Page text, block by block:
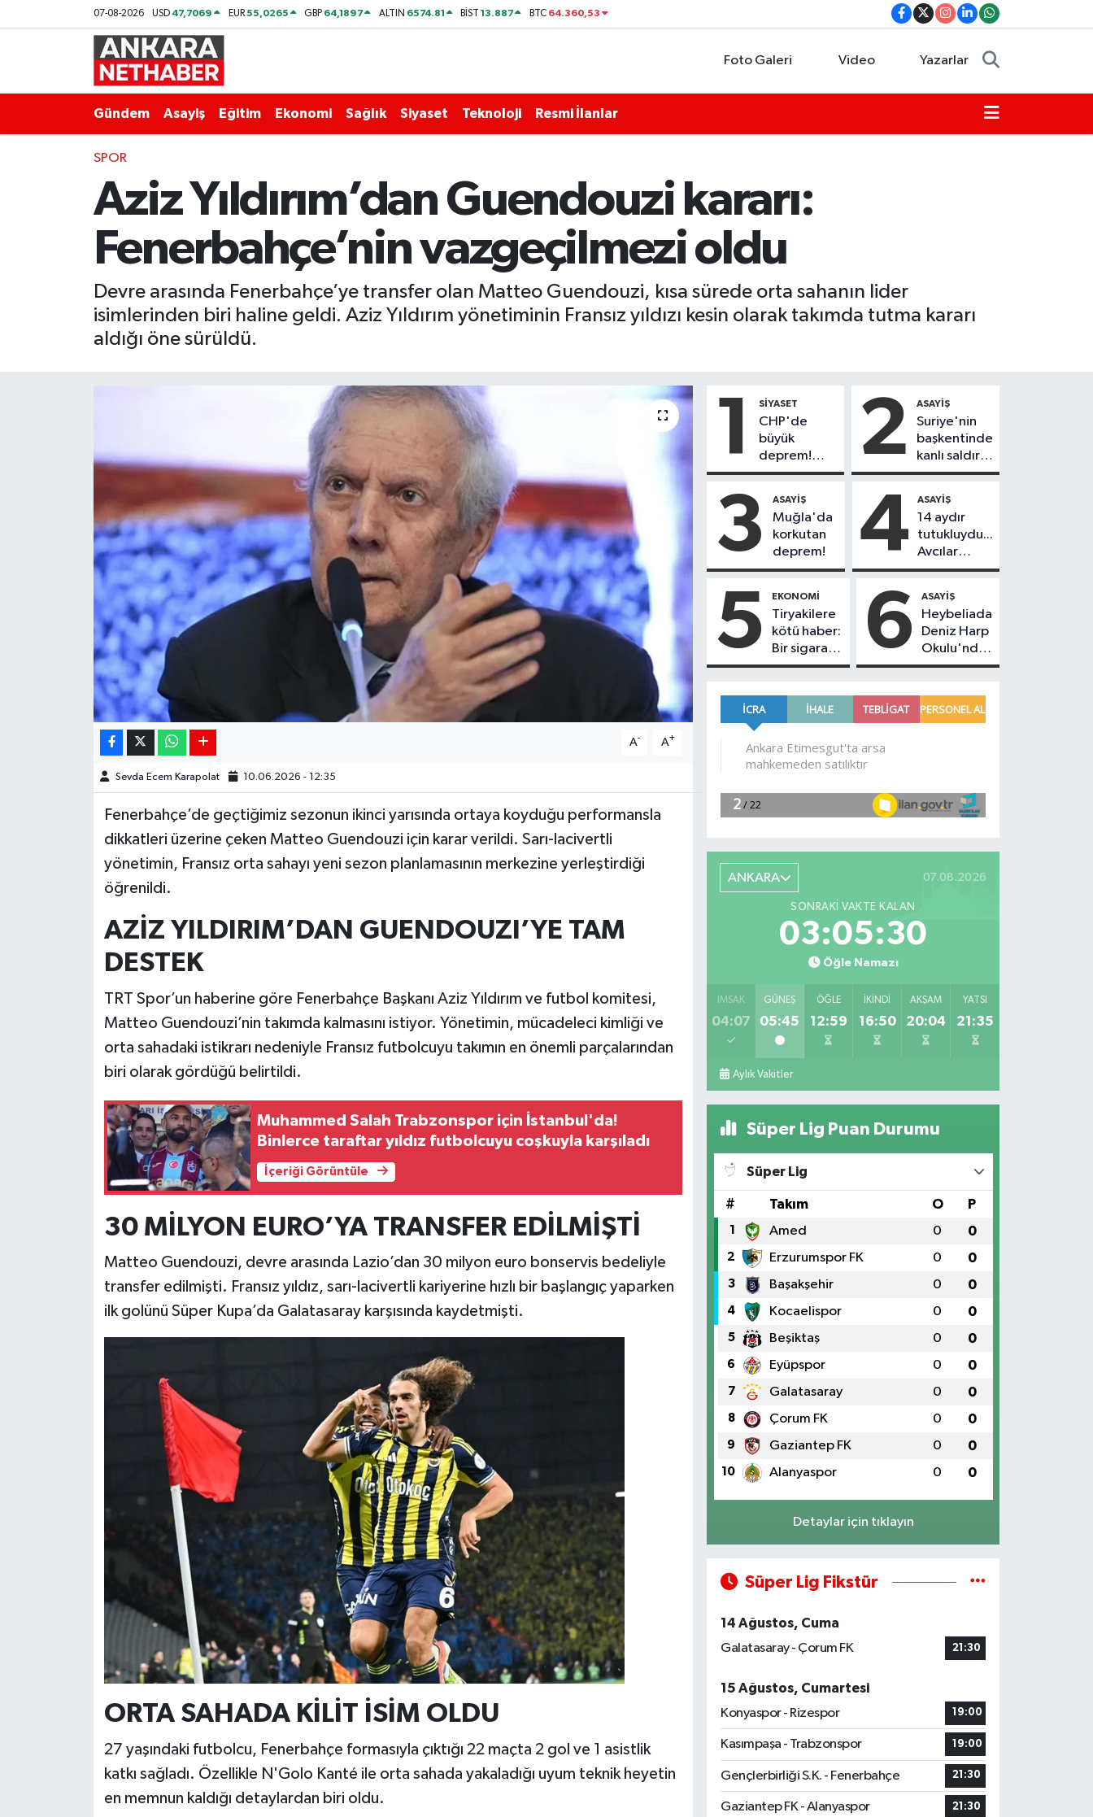
07-08-2026 USD 47,7069 EUR55,0265 GBP 64,1897 ALTIN 6574.81 BİST13.887 BTC 64.360,53
Foto Galeri Video Yazarlar
Gündem Asayiş Eğitim Ekonomi Sağlık Siyaset Teknoloji Resmi İlanlar
SPOR
Aziz Yıldırım’dan Guendouzi kararı:
Fenerbahçe’nin vazgeçilmezi oldu
Devre arasında Fenerbahçe’ye transfer olan Matteo Guendouzi, kısa sürede orta sahanın lider
isimlerinden biri haline geldi. Aziz Yıldırım yönetiminin Fransız yıldızı kesin olarak takımda tutma kararı
aldığı öne sürüldü.
A- A+
Sevda Ecem Karapolat 10.06.2026 - 12:35
Fenerbahçe’de geçtiğimiz sezonun ikinci yarısında ortaya koyduğu performansla
dikkatleri üzerine çeken Matteo Guendouzi için karar verildi. Sarı-lacivertli
yönetimin, Fransız orta sahayı yeni sezon planlamasının merkezine yerleştirdiği
öğrenildi.
AZİZ YILDIRIM’DAN GUENDOUZI’YE TAM
DESTEK
TRT Spor’un haberine göre Fenerbahçe Başkanı Aziz Yıldırım ve futbol komitesi,
Matteo Guendouzi’nin takımda kalmasını istiyor. Yönetimin, mücadeleci kimliği ve
orta sahadaki istikrarı nedeniyle Fransız futbolcuyu takımın en önemli parçalarından
biri olarak gördüğü belirtildi.
Muhammed Salah Trabzonspor için İstanbul'da!
Binlerce taraftar yıldız futbolcuyu coşkuyla karşıladı
İçeriği Görüntüle
30 MİLYON EURO’YA TRANSFER EDİLMİŞTİ
Matteo Guendouzi, devre arasında Lazio’dan 30 milyon euro bonservis bedeliyle
transfer edilmişti. Fransız yıldız, sarı-lacivertli kariyerine hızlı bir başlangıç yaparken
ilk golünü Süper Kupa’da Galatasaray karşısında kaydetmişti.
ORTA SAHADA KİLİT İSİM OLDU
27 yaşındaki futbolcu, Fenerbahçe formasıyla çıktığı 22 maçta 2 gol ve 1 asistlik
katkı sağladı. Özellikle N'Golo Kanté ile orta sahada yakaladığı uyum teknik heyetin
en memnun kaldığı detaylardan biri oldu.
1 SIYASET
CHP'de
büyük
deprem!
230
başkanı Yeni
Parti'ye
geçiyor
2 ASAYIŞ
Suriye'nin
başkentinde
kanlı saldırı!
Yolcu
çok sayıda
ölü ve yaralı
var
3 ASAYIŞ
Muğla'da
korkutan
deprem!
4 ASAYIŞ
14 aydır
tutukluydu...
Avcılar
Belediye
Utku Caner
Çankaya
tahliye
edildi!
5 EKONOMI
Tiryakilere
kötü haber:
Bir sigara
grubuna
geldi!
6 ASAYIŞ
Heybeliada
Deniz Harp
Okulu'nda
korkutan
Alevlere
müdahale
ANKARA 07.08.2026
SONRAKI VAKTE KALAN
03:05:29
Öğle Namazı
İMSAK
04:07
GÜNEŞ
05:45
ÖĞLE
12:59
İKINDI
16:50
AKŞAM
20:04
YATSI
21:35
Aylık Vakitler
Süper Lig Puan Durumu
Süper Lig
# Takım O P
1 Amed 0 0
2 Erzurumspor FK 0 0
3 Başakşehir 0 0
4 Kocaelispor 0 0
5 Beşiktaş 0 0
6 Eyüpspor 0 0
7 Galatasaray 0 0
8 Çorum FK 0 0
9 Gaziantep FK 0 0
10 Alanyaspor 0 0
Detaylar için tıklayın
Süper Lig Fikstür
14 Ağustos, Cuma
Galatasaray - Çorum FK
21:30
15 Ağustos, Cumartesi
Konyaspor - Rizespor
19:00
Kasımpaşa - Trabzonspor 19:00
Gençlerbirliği S.K. - Fenerbahçe 21:30
Gaziantep FK - Alanyaspor 21:30
Ekonomi
Gündem
Kim Kimdir Nereli
Resmi İlanlar
Ankara Hava Durumu
Tüm Manşetler
Son Dakika Haberleri